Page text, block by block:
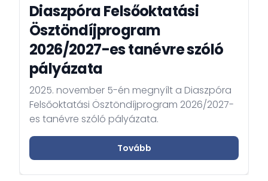
Diaszpóra Felsőoktatási
Ösztöndíjprogram
2026/2027-es tanévre szóló
pályázata
2025. november 5-én megnyílt a Diaszpóra
Felsőoktatási Ösztöndíjprogram 2026/2027-
es tanévre szóló pályázata.
Tovább